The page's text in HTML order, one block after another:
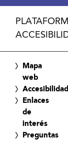
Mapa
web
Accesibilidad
Enlaces
de
interés
Preguntas